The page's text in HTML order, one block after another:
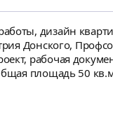
первоначальное
работы,
дизайн
Донского,
рабочая
50 кв.м. Одна